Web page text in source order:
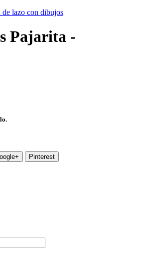
Pajarita -
Pinterest